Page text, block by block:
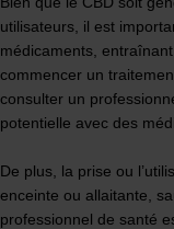
utilisateurs, il est
médicaments,
commencer un
consulter un
potentielle avec des
De plus, la prise ou
enceinte ou allaitante,
professionnel de santé